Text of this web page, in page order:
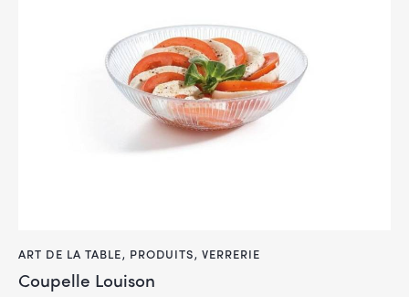
ART DE LA TABLE, PRODUITS, VERRERIE
Coupelle Louison